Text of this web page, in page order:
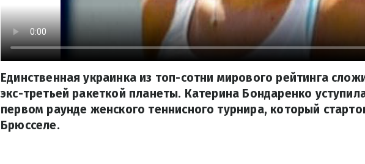
Единственная украинка из топ-сотни мирового рейтинга
экс-третьей ракеткой планеты. Катерина Бондаренко
первом раунде женского теннисного турнира, который
Брюсселе.